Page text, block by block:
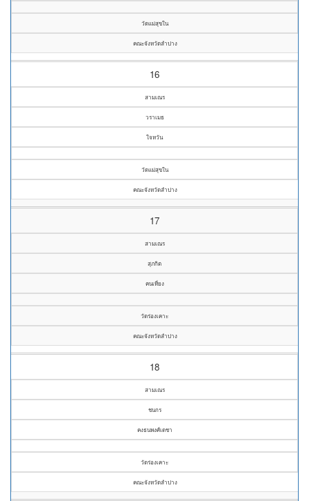
วัดแม่สุขใน
คณะจังหวัดลำปาง
16
สามเณร
วราเมธ
ใจหวัน
วัดแม่สุขใน
คณะจังหวัดลำปาง
17
สามเณร
สุภกิต
คนเที่ยง
วัดร่องเคาะ
คณะจังหวัดลำปาง
18
สามเณร
ชนกร
คงธนพงศ์เดชา
วัดร่องเคาะ
คณะจังหวัดลำปาง